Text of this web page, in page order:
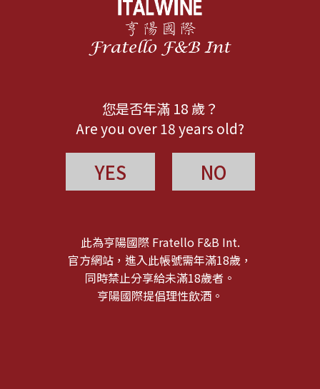
您是否年滿 18 歲？
Are you over 18 years old?
YES NO
此為亨陽國際 Fratello F&B Int.
官方網站，進入此帳號需年滿18歲，
同時禁止分享給未滿18歲者。
亨陽國際提倡理性飲酒。